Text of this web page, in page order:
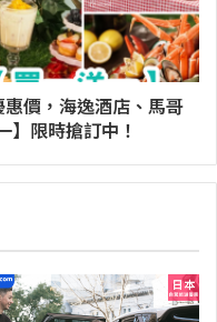
價，海逸酒店、馬哥
】限時搶訂中！